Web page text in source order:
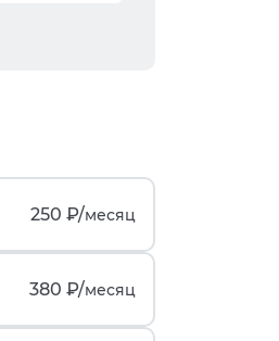
250 ₽/месяц
380 ₽/месяц